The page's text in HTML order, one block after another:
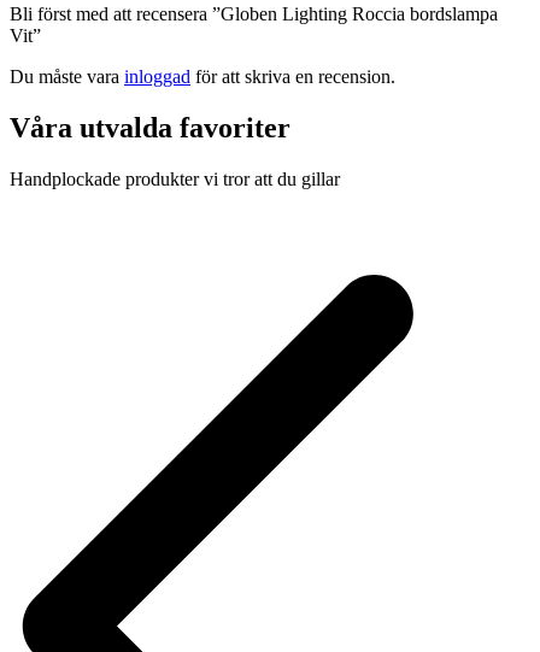
Bli först med att recensera ”Globen Lighting Roccia bordslampa
Vit”
Du måste vara inloggad för att skriva en recension.
Våra utvalda favoriter
Handplockade produkter vi tror att du gillar